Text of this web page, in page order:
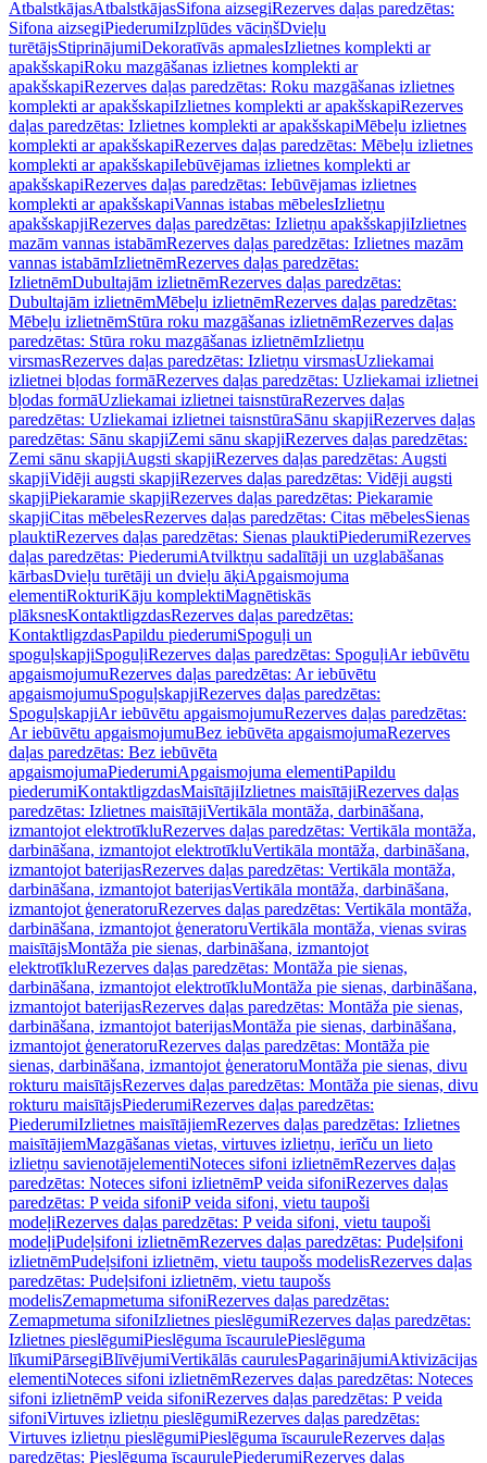
AtbalstkājasAtbalstkājasSifona aizsegiRezerves daļas paredzētas:
Sifona aizsegiPiederumiIzplūdes vāciņšDvieļu
turētājsStiprinājumiDekoratīvās apmalesIzlietnes komplekti ar
apakšskapiRoku mazgāšanas izlietnes komplekti ar
apakšskapiRezerves daļas paredzētas: Roku mazgāšanas izlietnes
komplekti ar apakšskapiIzlietnes komplekti ar apakšskapiRezerves
daļas paredzētas: Izlietnes komplekti ar apakšskapiMēbeļu izlietnes
komplekti ar apakšskapiRezerves daļas paredzētas: Mēbeļu izlietnes
komplekti ar apakšskapiIebūvējamas izlietnes komplekti ar
apakšskapiRezerves daļas paredzētas: Iebūvējamas izlietnes
komplekti ar apakšskapiVannas istabas mēbelesIzlietņu
apakšskapjiRezerves daļas paredzētas: Izlietņu apakšskapjiIzlietnes
mazām vannas istabāmRezerves daļas paredzētas: Izlietnes mazām
vannas istabāmIzlietnēmRezerves daļas paredzētas:
IzlietnēmDubultajām izlietnēmRezerves daļas paredzētas:
Dubultajām izlietnēmMēbeļu izlietnēmRezerves daļas paredzētas:
Mēbeļu izlietnēmStūra roku mazgāšanas izlietnēmRezerves daļas
paredzētas: Stūra roku mazgāšanas izlietnēmIzlietņu
virsmasRezerves daļas paredzētas: Izlietņu virsmasUzliekamai
izlietnei bļodas formāRezerves daļas paredzētas: Uzliekamai izlietnei
bļodas formāUzliekamai izlietnei taisnstūraRezerves daļas
paredzētas: Uzliekamai izlietnei taisnstūraSānu skapjiRezerves daļas
paredzētas: Sānu skapjiZemi sānu skapjiRezerves daļas paredzētas:
Zemi sānu skapjiAugsti skapjiRezerves daļas paredzētas: Augsti
skapjiVidēji augsti skapjiRezerves daļas paredzētas: Vidēji augsti
skapjiPiekaramie skapjiRezerves daļas paredzētas: Piekaramie
skapjiCitas mēbelesRezerves daļas paredzētas: Citas mēbelesSienas
plauktiRezerves daļas paredzētas: Sienas plauktiPiederumiRezerves
daļas paredzētas: PiederumiAtvilktņu sadalītāji un uzglabāšanas
kārbasDvieļu turētāji un dvieļu āķiApgaismojuma
elementiRokturiKāju komplektiMagnētiskās
plāksnesKontaktligzdasRezerves daļas paredzētas:
KontaktligzdasPapildu piederumiSpoguļi un
spoguļskapjiSpoguļiRezerves daļas paredzētas: SpoguļiAr iebūvētu
apgaismojumuRezerves daļas paredzētas: Ar iebūvētu
apgaismojumuSpoguļskapjiRezerves daļas paredzētas:
SpoguļskapjiAr iebūvētu apgaismojumuRezerves daļas paredzētas:
Ar iebūvētu apgaismojumuBez iebūvēta apgaismojumaRezerves
daļas paredzētas: Bez iebūvēta
apgaismojumaPiederumiApgaismojuma elementiPapildu
piederumiKontaktligzdasMaisītājiIzlietnes maisītājiRezerves daļas
paredzētas: Izlietnes maisītājiVertikāla montāža, darbināšana,
izmantojot elektrotīkluRezerves daļas paredzētas: Vertikāla montāža,
darbināšana, izmantojot elektrotīkluVertikāla montāža, darbināšana,
izmantojot baterijasRezerves daļas paredzētas: Vertikāla montāža,
darbināšana, izmantojot baterijasVertikāla montāža, darbināšana,
izmantojot ģeneratoruRezerves daļas paredzētas: Vertikāla montāža,
darbināšana, izmantojot ģeneratoruVertikāla montāža, vienas sviras
maisītājsMontāža pie sienas, darbināšana, izmantojot
elektrotīkluRezerves daļas paredzētas: Montāža pie sienas,
darbināšana, izmantojot elektrotīkluMontāža pie sienas, darbināšana,
izmantojot baterijasRezerves daļas paredzētas: Montāža pie sienas,
darbināšana, izmantojot baterijasMontāža pie sienas, darbināšana,
izmantojot ģeneratoruRezerves daļas paredzētas: Montāža pie
sienas, darbināšana, izmantojot ģeneratoruMontāža pie sienas, divu
rokturu maisītājsRezerves daļas paredzētas: Montāža pie sienas, divu
rokturu maisītājsPiederumiRezerves daļas paredzētas:
PiederumiIzlietnes maisītājiemRezerves daļas paredzētas: Izlietnes
maisītājiemMazgāšanas vietas, virtuves izlietņu, ierīču un lieto
izlietņu savienotājelementiNoteces sifoni izlietnēmRezerves daļas
paredzētas: Noteces sifoni izlietnēmP veida sifoniRezerves daļas
paredzētas: P veida sifoniP veida sifoni, vietu taupoši
modeļiRezerves daļas paredzētas: P veida sifoni, vietu taupoši
modeļiPudeļsifoni izlietnēmRezerves daļas paredzētas: Pudeļsifoni
izlietnēmPudeļsifoni izlietnēm, vietu taupošs modelisRezerves daļas
paredzētas: Pudeļsifoni izlietnēm, vietu taupošs
modelisZemapmetuma sifoniRezerves daļas paredzētas:
Zemapmetuma sifoniIzlietnes pieslēgumiRezerves daļas paredzētas:
Izlietnes pieslēgumiPieslēguma īscaurulePieslēguma
līkumiPārsegiBlīvējumiVertikālās caurulesPagarinājumiAktivizācijas
elementiNoteces sifoni izlietnēmRezerves daļas paredzētas: Noteces
sifoni izlietnēmP veida sifoniRezerves daļas paredzētas: P veida
sifoniVirtuves izlietņu pieslēgumiRezerves daļas paredzētas:
Virtuves izlietņu pieslēgumiPieslēguma īscauruleRezerves daļas
paredzētas: Pieslēguma īscaurulePiederumiRezerves daļas